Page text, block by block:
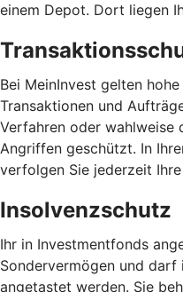
einem Depot. Dort liegen
Bei MeinInvest gelten
Transaktionen und
Verfahren oder wahlweise
Angriffen geschützt. In
verfolgen Sie jederzeit
Insolvenzschutz
Ihr in Investmentfonds
Sondervermögen und darf
angetastet werden. Sie